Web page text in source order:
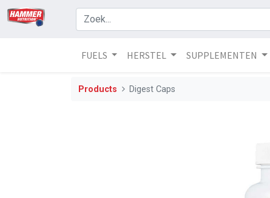
FUELS HERSTEL SUPPLEMENTEN
Products Digest Caps